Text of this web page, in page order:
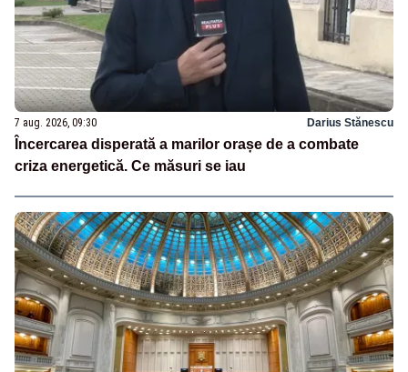
7 aug. 2026, 09:30 Darius Stănescu
Încercarea disperată a marilor orașe de a combate
criza energetică. Ce măsuri se iau